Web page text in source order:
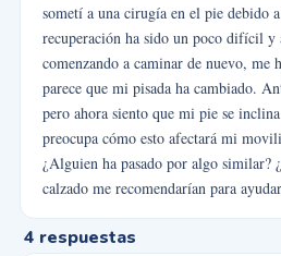
sometí a una cirugía en el pie debido
recuperación ha sido un poco difícil y
comenzando a caminar de nuevo, me
parece que mi pisada ha cambiado.
pero ahora siento que mi pie se
preocupa cómo esto afectará mi
¿Alguien ha pasado por algo similar?
calzado me recomendarían para
4 respuestas